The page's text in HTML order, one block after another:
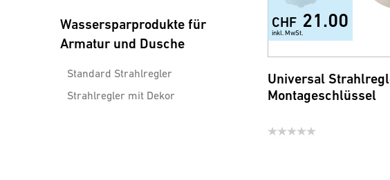
Wassersparprodukte für
Armatur und Dusche
Standard Strahlregler
Strahlregler mit Dekor
CHF 21.00
inkl. MwSt.
Universal
Montageschlüssel